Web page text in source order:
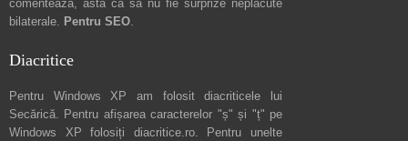
comentează, asta ca să nu fie surprize neplăcute
bilaterale. Pentru SEO.
Diacritice
Pentru Windows XP am folosit diacriticele lui
Secărică. Pentru afișarea caracterelor "ș" și "ț" pe
Windows XP folosiți diacritice.ro. Pentru unelte